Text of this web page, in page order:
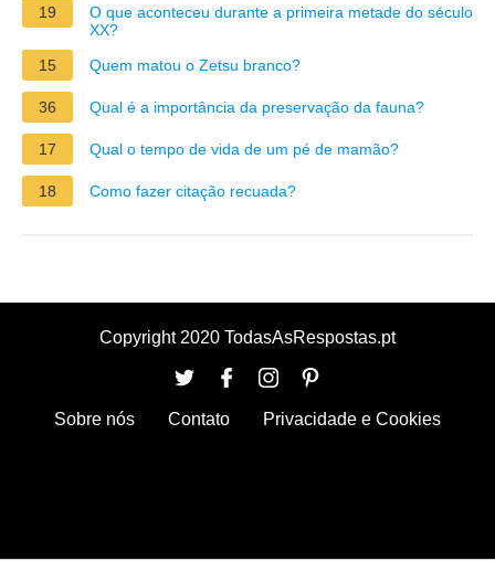
19
O que aconteceu durante a primeira metade do século
XX?
15
Quem matou o Zetsu branco?
36 Qual é a importância da preservação da fauna?
17 Qual o tempo de vida de um pé de mamão?
18 Como fazer citação recuada?
Copyright 2020 TodasAsRespostas.pt
Sobre nós Contato Privacidade e Cookies